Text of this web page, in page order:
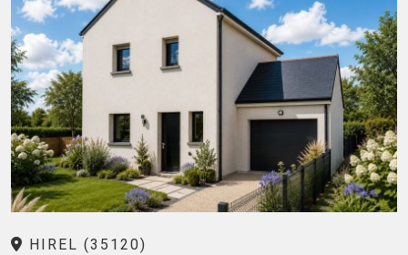
HIREL (35120)